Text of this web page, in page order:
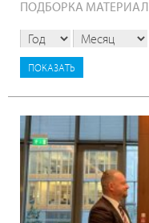
ПОДБОРКА